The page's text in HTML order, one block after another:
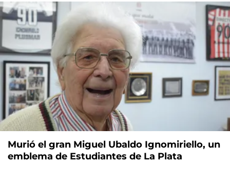
Murió el gran Miguel Ubaldo Ignomiriello, un
emblema de Estudiantes de La Plata